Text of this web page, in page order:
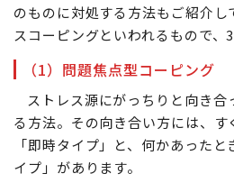
のものに対処する方法もご紹介し
スコーピングといわれるもので、
（1）問題焦点型コーピング
ストレス源にがっちりと向き合
る方法。その向き合い方には、す
「即時タイプ」と、何かあった
イプ」があります。